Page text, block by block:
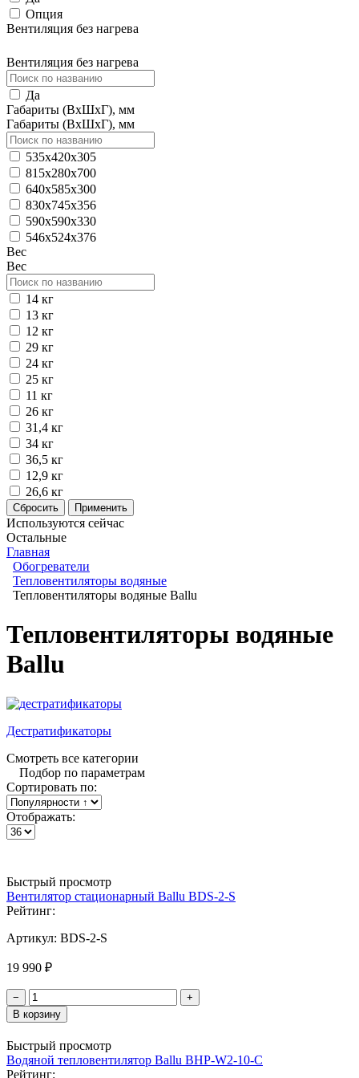
Опция
Вентиляция без нагрева
Вентиляция без нагрева
Да
Габариты (ВхШхГ), мм
Габариты (ВхШхГ), мм
535х420х305
815х280х700
640х585х300
830х745х356
590х590х330
546x524x376
Вес
Вес
14 кг
13 кг
12 кг
29 кг
24 кг
25 кг
11 кг
26 кг
31,4 кг
34 кг
36,5 кг
12,9 кг
26,6 кг
Используются сейчас
Остальные
Главная
Обогреватели
Тепловентиляторы водяные
Тепловентиляторы водяные Ballu
Тепловентиляторы водяные
Ballu
Дестратификаторы
Смотреть все категории
Подбор по параметрам
Сортировать по:
Отображать:
Быстрый просмотр
Вентилятор стационарный Ballu BDS-2-S
Рейтинг:
Артикул: BDS-2-S
19 990 ₽
−
+
В корзину
Быстрый просмотр
Водяной тепловентилятор Ballu BHP-W2-10-С
Рейтинг: